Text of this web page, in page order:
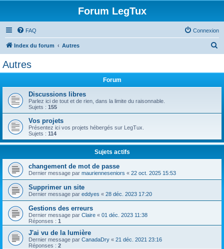
Forum LegTux
FAQ Connexion
Index du forum Autres
e
Autres
Forum
Discussions libres
Parlez ici de tout et de rien, dans la limite du raisonnable.
Sujets : 155
Vos projets
Présentez ici vos projets hébergés sur LegTux.
Sujets : 114
Sujets actifs
changement de mot de passe
Dernier message par maurienneseniors « 22 oct. 2025 15:53
Supprimer un site
Dernier message par eddyes « 28 déc. 2023 17:20
Gestions des erreurs
Dernier message par Claire « 01 déc. 2023 11:38
Réponses : 1
J'ai vu de la lumière
Dernier message par CanadaDry « 21 déc. 2021 23:16
Réponses : 2